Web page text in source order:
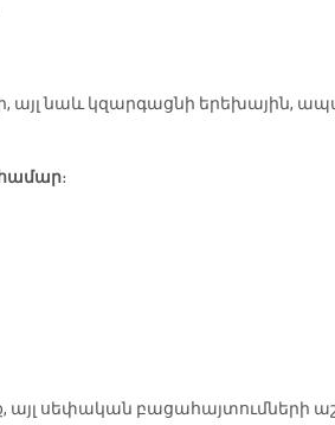
այլ նաև կզարգացնի երեխային,
։
սեփական բացահայտումների